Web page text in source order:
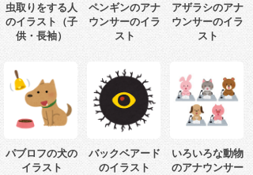
虫取りをする人
のイラスト（子
供・長袖）
ペンギンのアナ
ウンサーのイラ
スト
アザラシのアナ
ウンサーのイラ
スト
パブロフの犬の
イラスト
バックベアード
のイラスト
いろいろな動物
のアナウンサー